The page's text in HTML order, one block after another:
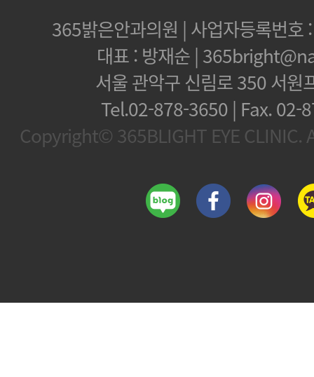
365밝은안과의원 | 사업자등록번
대표 : 방재순 |
서울 관악구 신림로 350 서원
Tel.02-878-3650 | Fax.02-
Copyright© 365BLIGHT EYE